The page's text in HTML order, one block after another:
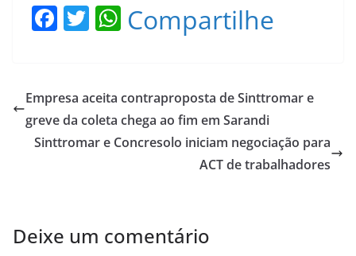
F
e
b
o
T
er
W
s
A
p
Compartilhe
Empresa aceita contraproposta de Sinttromar e
greve da coleta chega ao fim em Sarandi
Sinttromar e Concresolo iniciam negociação para
ACT de trabalhadores
Deixe um comentário